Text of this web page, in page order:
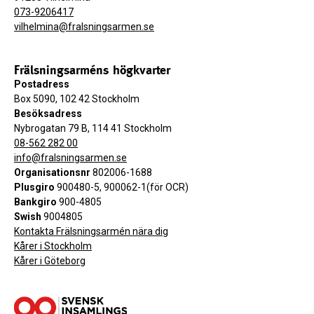
073-9206417
vilhelmina@fralsningsarmen.se
Frälsningsarméns högkvarter
Postadress
Box 5090, 102 42 Stockholm
Besöksadress
Nybrogatan 79 B, 114 41 Stockholm
08-562 282 00
info@fralsningsarmen.se
Organisationsnr 802006-1688
Plusgiro 900480-5, 900062-1(för OCR)
Bankgiro 900-4805
Swish 9004805
Kontakta Frälsningsarmén nära dig
Kårer i Stockholm
Kårer i Göteborg